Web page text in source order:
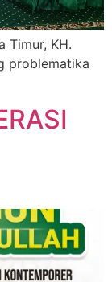
Timur, KH.
problematika